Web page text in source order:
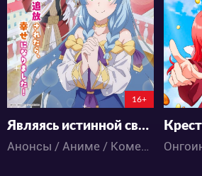
1 0
148:7:10:8
16+
Являясь истинной святой девой, я была изгнана, поэтому этой стране уже конец
Анонсы / Аниме / Комедия / Романтика / Фэнтези